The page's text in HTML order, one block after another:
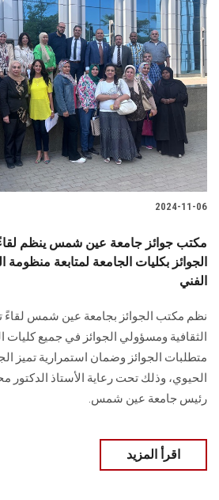
سجل الان
2024-11-06
مكتب جوائز جامعة عين شمس ينظم لقاءً
الجوائز بكليات الجامعة لمتابعة منظومة
الفني
نظم مكتب الجوائز بجامعة عين شمس لقاءً
الثقافية ومسؤولي الجوائز في جميع
متطلبات الجوائز وضمان استمرارية تميز
الحيوي، وذلك تحت رعاية الأستاذ الدكتور
رئيس جامعة عين شمس.
اقرأ المزيد